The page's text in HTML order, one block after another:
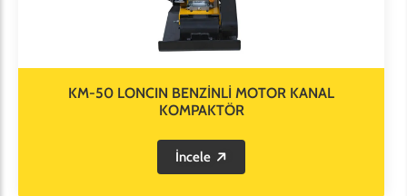
KM-50 LONCIN BENZİNLİ MOTOR KANAL
KOMPAKTÖR
İncele